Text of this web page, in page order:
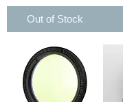
Out of Stock